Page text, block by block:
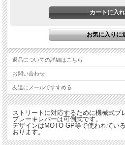
返品についての詳細はこちら
お問い合わせ
友達にメールですすめる
ストリートに対応するために機械式ブ
ブレーキレバーは可倒式です。
デザインはMOTO-GP等で使われてい
おります。